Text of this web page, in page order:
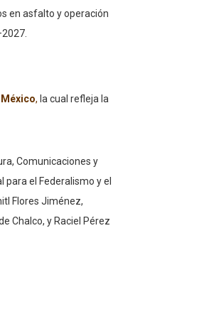
en asfalto y operación
, la cual refleja la
Comunicaciones y
el Federalismo y el
Flores Jiménez,
Chalco, y Raciel Pérez